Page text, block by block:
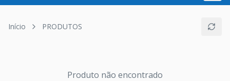
Início PRODUTOS
Produto não encontrado